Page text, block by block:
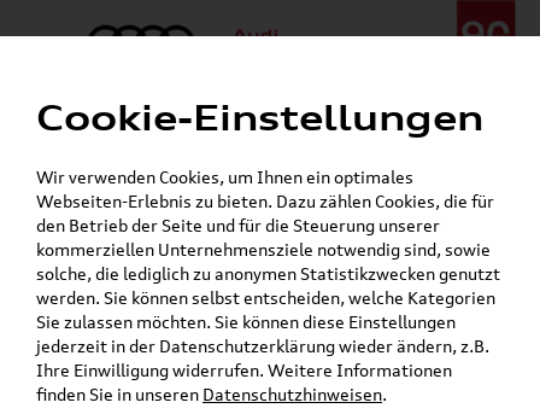
Menü
24h-Pannenhilfe:+49 (0)171 / 870 72 87
Gerade geschlossen
Verkauf:
Mo. - Fr. 08:00 - 19:00 Uhr Sa. 09:00 - 13:00 Uhr
Service:Mo. - Fr. 06:00 - 20:00 Uhr Sa. 08:00 - 13:00 Uhr
teilen Twitter Instagram WhatsApp E-Mail
Cookie-Einstellungen
Wir verwenden Cookies, um Ihnen ein optimales
Webseiten-Erlebnis zu bieten. Dazu zählen Cookies, die für
den Betrieb der Seite und für die Steuerung unserer
kommerziellen Unternehmensziele notwendig sind, sowie
solche, die lediglich zu anonymen Statistikzwecken genutzt
werden. Sie können selbst entscheiden, welche Kategorien
Sie zulassen möchten. Sie können diese Einstellungen
jederzeit in der Datenschutzerklärung wieder ändern, z.B.
Ihre Einwilligung widerrufen. Weitere Informationen
finden Sie in unseren Datenschutzhinweisen.